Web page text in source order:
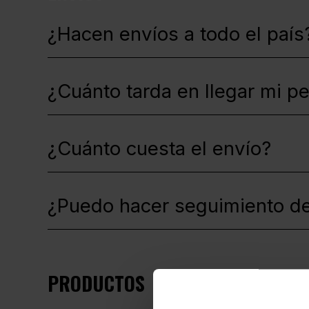
¿Hacen envíos a todo el
¿Cuánto tarda en llegar mi
¿Cuánto cuesta el envío?
¿Puedo hacer seguimiento
PRODUCTOS